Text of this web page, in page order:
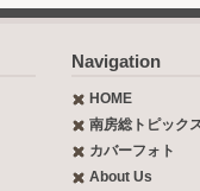
Navigation
HOME
南房総トピック
カバーフォト
About Us